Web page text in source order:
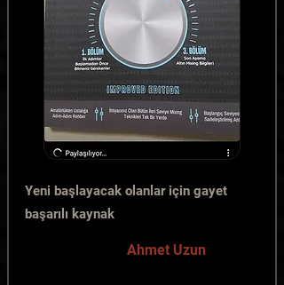
Yeni başlayacak olanlar için gayet
başarılı kaynak
Ahmet Uzun